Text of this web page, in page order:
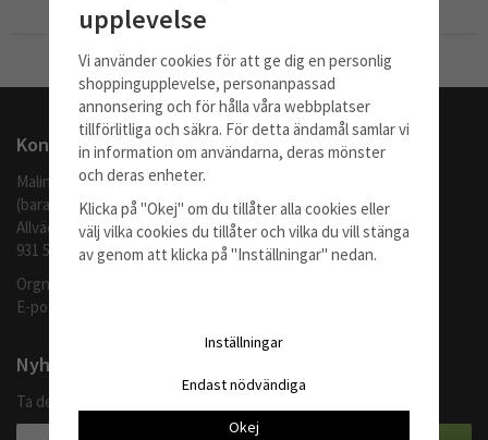
Till Kassan
Kontakta oss
Malingo AB
(barafilter.se)
Allvädersgränd 35
931 52 SKELLEFTEÅ
Orgnr: 559062-1370
E-post:
Nyhetsbrev
Ta del av våra bästa erbjudanden och produktnyheter
upplevelse
Vi använder cookies för att ge dig en personlig
shoppingupplevelse, personanpassad
annonsering och för hålla våra webbplatser
tillförlitliga och säkra. För detta ändamål samlar vi
in information om användarna, deras mönster
och deras enheter.
Klicka på "Okej" om du tillåter alla cookies eller
välj vilka cookies du tillåter och vilka du vill stänga
av genom att klicka på "Inställningar" nedan.
Inställningar
Endast nödvändiga
Okej